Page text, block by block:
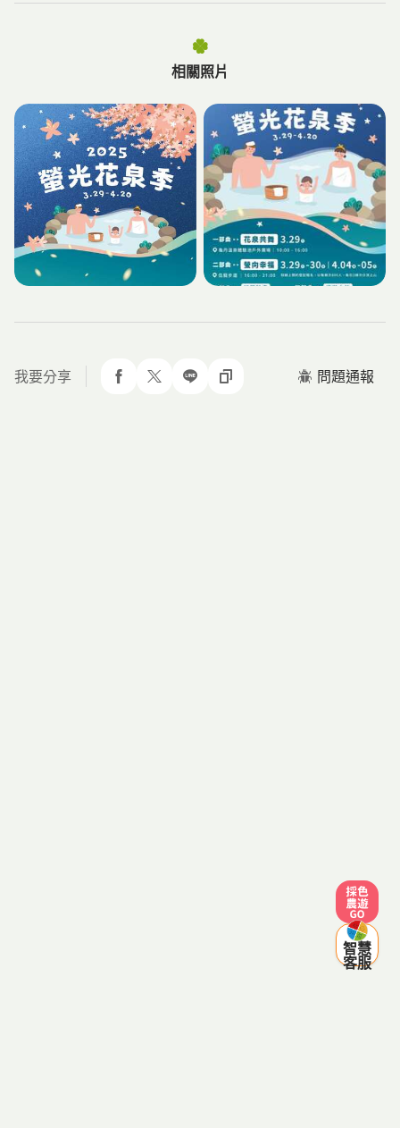
相關照片
我要分享 分享到 facebook
分享到 twitter
分享到 line複製網址 問題通報
採色農遊
智慧
客服